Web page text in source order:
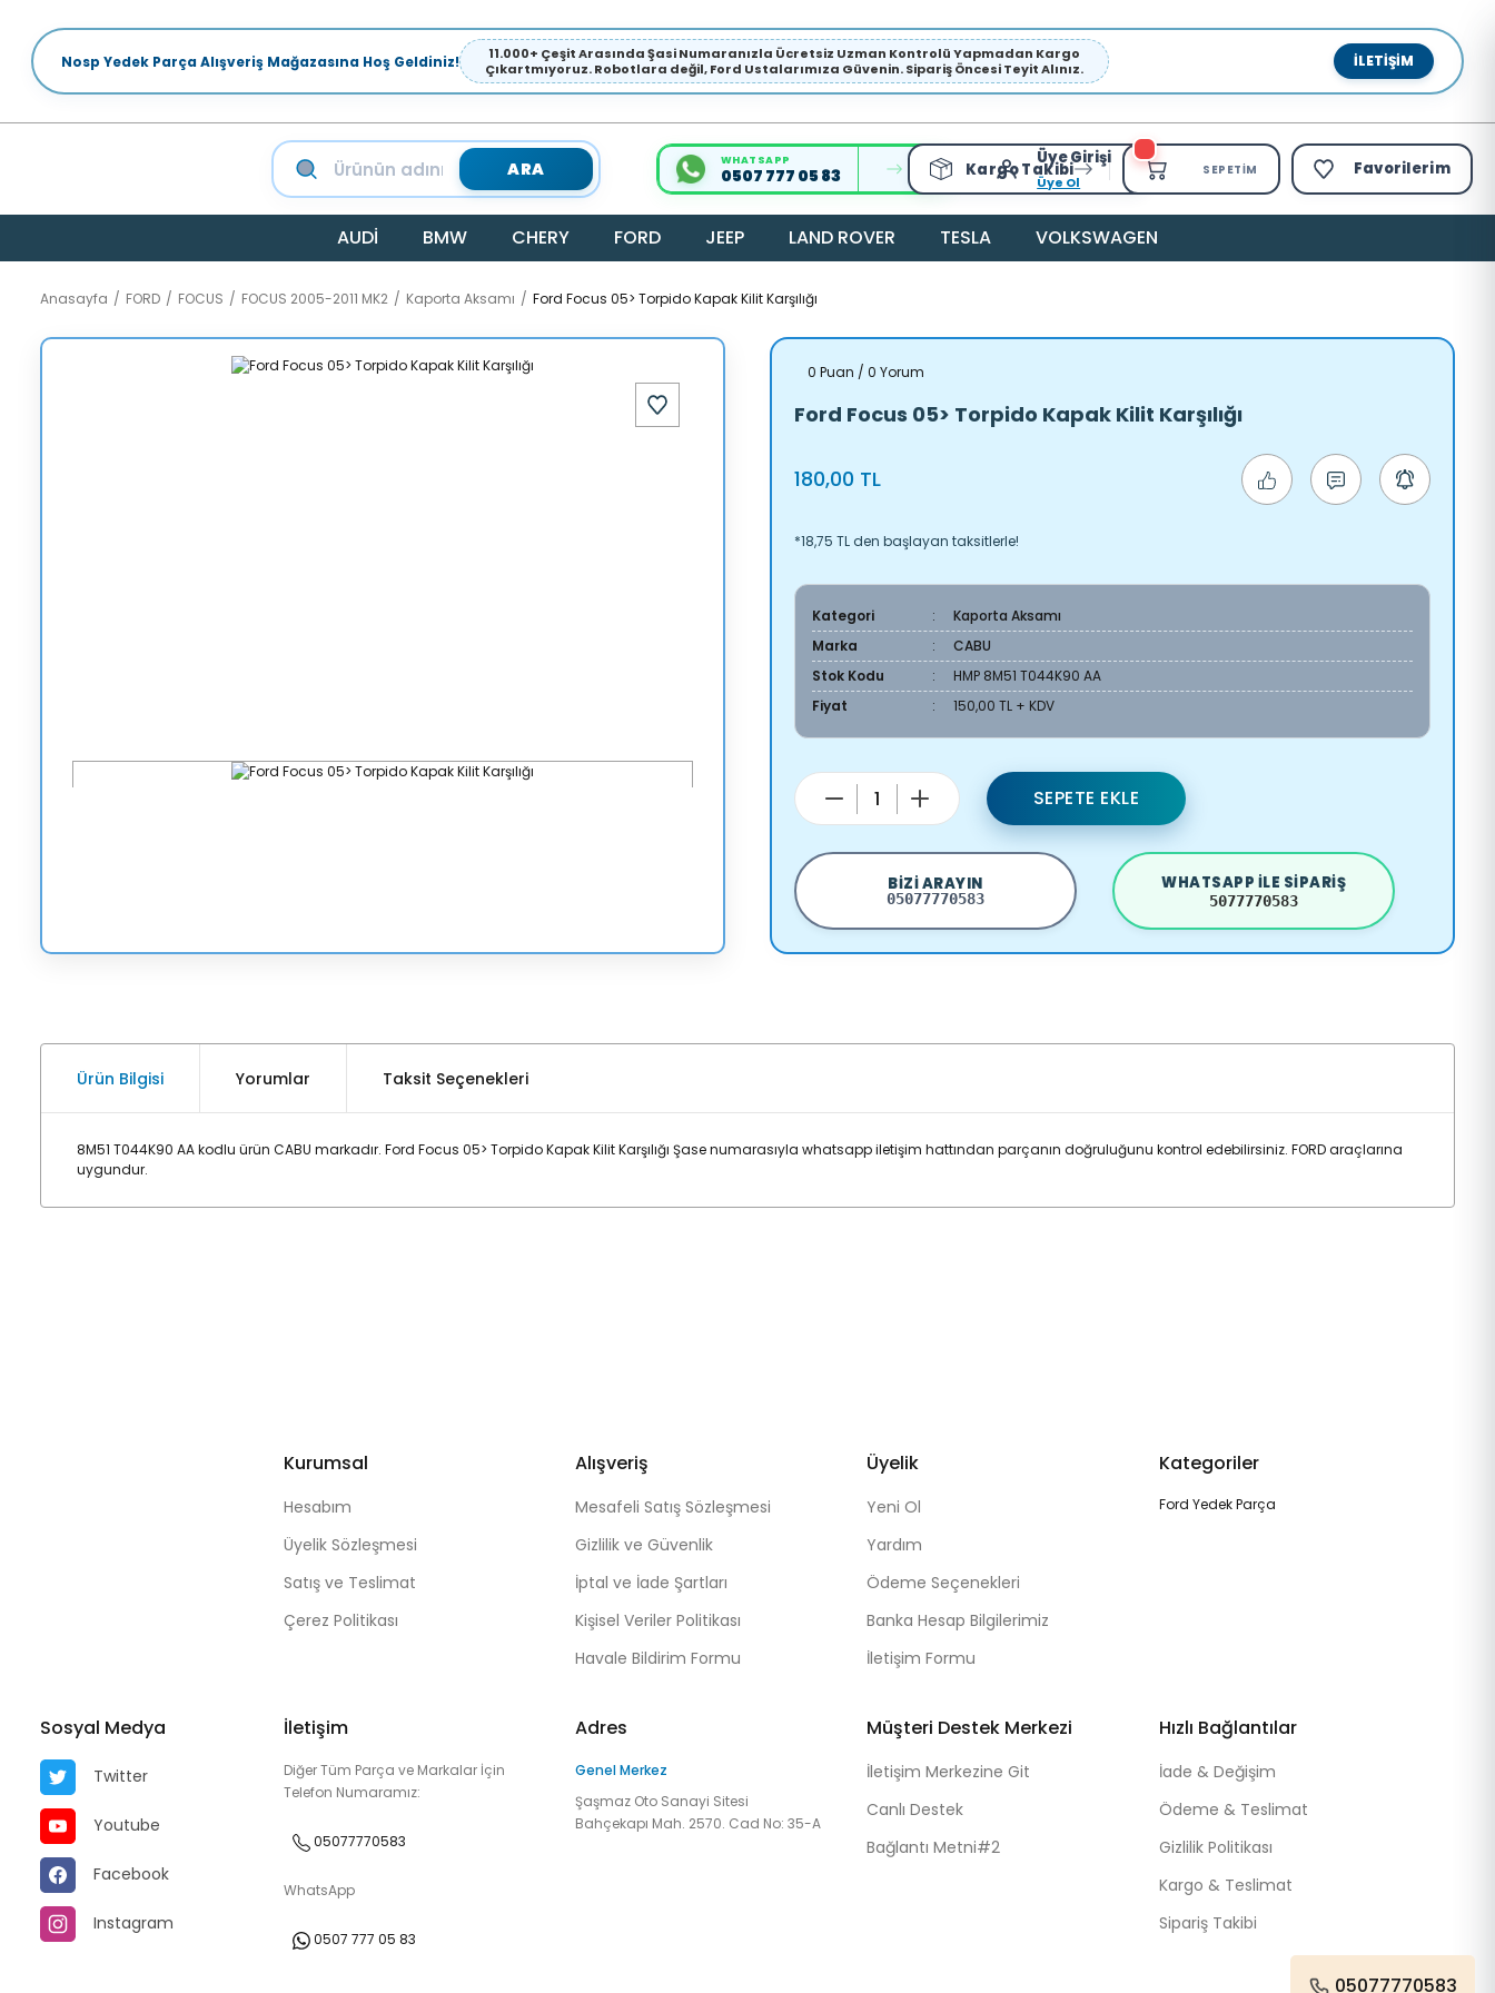
Nosp Yedek Parça Alışveriş Mağazasına Hoş Geldiniz!
11.000+ Çeşit Arasında Şasi Numaranızla Ücretsiz Uzman Kontrolü Yapmadan Kargo
Çıkartmıyoruz. Robotlara değil, Ford Ustalarımıza Güvenin. Sipariş Öncesi Teyit Alınız.
İLETIŞIM
ARA WHATSAPP
0507 777 05 83 Kargo Takibi
Üye Girişi
Üye Ol
SEPETIM Favorilerim
AUDİ BMW CHERY FORD JEEP LAND ROVER TESLA VOLKSWAGEN
Anasayfa FORD FOCUS FOCUS 2005-2011 MK2 Kaporta Aksamı Ford Focus 05> Torpido Kapak Kilit Karşılığı
0 Puan / 0 Yorum
Ford Focus 05> Torpido Kapak Kilit Karşılığı
180,00 TL
*18,75 TL den başlayan taksitlerle!
Kategori
Kaporta Aksamı
Marka
CABU
Stok Kodu
HMP 8M51 T044K90 AA
Fiyat
150,00 TL + KDV
SEPETE EKLE
BIZI ARAYIN
05077770583
WHATSAPP ILE SIPARIŞ
5077770583
Ürün Bilgisi Yorumlar Taksit Seçenekleri
8M51 T044K90 AA kodlu ürün CABU markadır. Ford Focus 05> Torpido Kapak Kilit Karşılığı Şase numarasıyla whatsapp iletişim hattından parçanın doğruluğunu kontrol edebilirsiniz. FORD araçlarına
uygundur.
Kurumsal
Hesabım
Üyelik Sözleşmesi
Satış ve Teslimat
Çerez Politikası
Alışveriş
Mesafeli Satış Sözleşmesi
Gizlilik ve Güvenlik
İptal ve İade Şartları
Kişisel Veriler Politikası
Havale Bildirim Formu
Üyelik
Yeni Ol
Yardım
Ödeme Seçenekleri
Banka Hesap Bilgilerimiz
İletişim Formu
Kategoriler
Ford Yedek Parça
Sosyal Medya
Twitter
Youtube
Facebook
Instagram
İletişim
Diğer Tüm Parça ve Markalar İçin
Telefon Numaramız:
05077770583
WhatsApp
0507 777 05 83
Adres
Genel Merkez
Şaşmaz Oto Sanayi Sitesi
Bahçekapı Mah. 2570. Cad No: 35-A
Müşteri Destek Merkezi
İletişim Merkezine Git
Canlı Destek
Bağlantı Metni#2
Hızlı Bağlantılar
İade & Değişim
Ödeme & Teslimat
Gizlilik Politikası
Kargo & Teslimat
Sipariş Takibi
05077770583